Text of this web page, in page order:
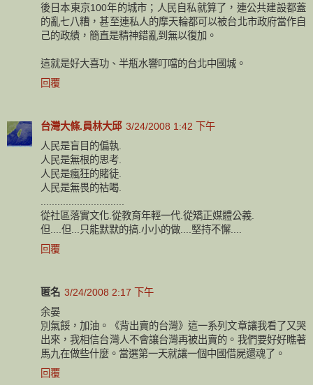
後日本東京100年的城市；人民自私就算了，連公共建設都蓋
的亂七八糟，甚至連私人的摩天輪都可以被台北市政府當作自
己的政績，簡直是精神錯亂到無以復加。
這就是好大喜功、半瓶水響叮噹的台北中國城。
回覆
台灣大條.員林大邱 3/24/2008 1:42 下午
人民是盲目的偏執.
人民是無根的思考.
人民是瘋狂的賭徒.
人民是無畏的祜喝.
從社區落實文化.從教育年輕一代.從矯正媒體公義.
但....但...只能默默的搞.小小的做....堅持不懈....
回覆
匿名 3/24/2008 2:17 下午
余晏
別氣餒，加油。《背出賣的台灣》這一系列文章讓我看了又哭
出來，我相信台灣人不會讓台灣再被出賣的。我們要好好瞧著
馬九在做些什麼。當選第一天就讓一個中國借屍還魂了。
回覆